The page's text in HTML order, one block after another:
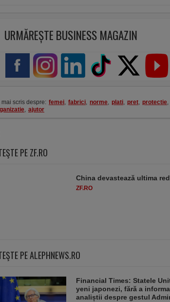
URMĂREȘTE BUSINESS MAGAZIN
mai scris despre: femei, fabrici, norme, plati, pret, protectie,
, ajutor
PE ZF.RO
China devastează ultima
ZF.RO
PE ALEPHNEWS.RO
Financial Times: Statele
yeni japonezi, fără a
analiștii despre gestul